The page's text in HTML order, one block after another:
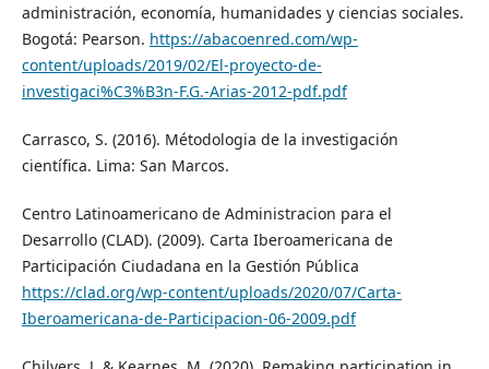
administración, economía, humanidades y ciencias sociales.
Bogotá: Pearson. https://abacoenred.com/wp-
content/uploads/2019/02/El-proyecto-de-
investigaci%C3%B3n-F.G.-Arias-2012-pdf.pdf
Carrasco, S. (2016). Métodologia de la investigación
científica. Lima: San Marcos.
Centro Latinoamericano de Administracion para el
Desarrollo (CLAD). (2009). Carta Iberoamericana de
Participación Ciudadana en la Gestión Pública
https://clad.org/wp-content/uploads/2020/07/Carta-
Iberoamericana-de-Participacion-06-2009.pdf